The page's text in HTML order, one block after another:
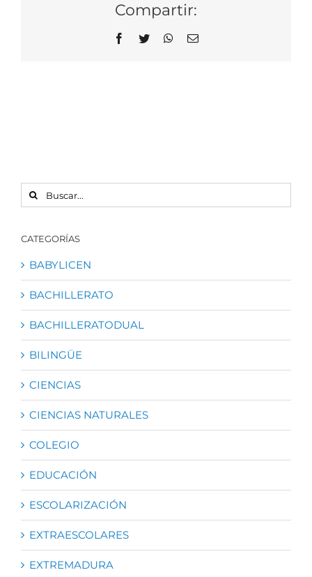
Compartir:
Facebook
Twitter WhatsApp
Correo
BUSCAR:
CATEGORÍAS
BABYLICEN
BACHILLERATO
BACHILLERATODUAL
BILINGÜE
CIENCIAS
CIENCIAS NATURALES
COLEGIO
EDUCACIÓN
ESCOLARIZACIÓN
EXTRAESCOLARES
EXTREMADURA